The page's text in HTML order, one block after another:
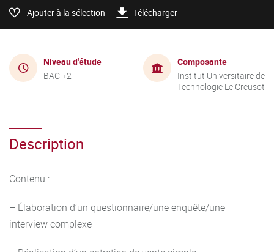
Ajouter à la sélection Télécharger
Niveau d'étude
BAC +2
Composante
Institut Universitaire de
Technologie Le Creusot
Description
Contenu :
– Élaboration d’un questionnaire/une enquête/une
interview complexe